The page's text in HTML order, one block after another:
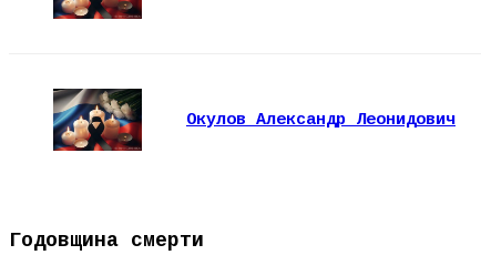
Окулов Александр Леонидович
Годовщина смерти